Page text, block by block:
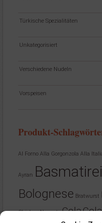
Türkische Spezialitäten
Unkategorisiert
Verschiedene Nudeln
Vorspeisen
Produkt-
Al Forno Alla Gorgonzola Alla
Ayran
Bolognese Bratwurst
Chicken Nuggets Cola